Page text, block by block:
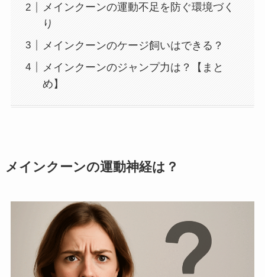
メインクーンの運動不足を防ぐ環境づく
り
メインクーンのケージ飼いはできる？
メインクーンのジャンプ力は？【まと
め】
メインクーンの運動神経は？